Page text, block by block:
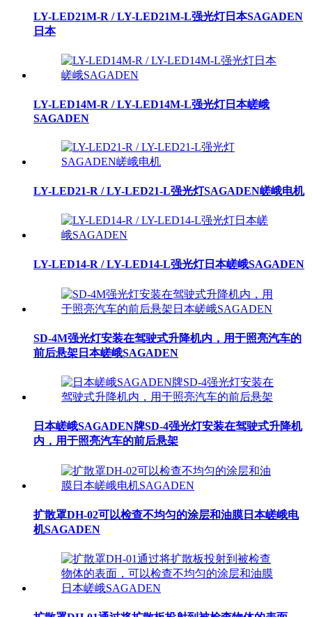
LY-LED21M-R / LY-LED21M-L强光灯日本SAGADEN
日本
LY-LED14M-R / LY-LED14M-L强光灯日本嵯峨
SAGADEN
LY-LED21-R / LY-LED21-L强光灯SAGADEN嵯峨电机
LY-LED14-R / LY-LED14-L强光灯日本嵯峨SAGADEN
SD-4M强光灯安装在驾驶式升降机内，用于照亮汽车的
前后悬架日本嵯峨SAGADEN
日本嵯峨SAGADEN牌SD-4强光灯安装在驾驶式升降机
内，用于照亮汽车的前后悬架
扩散罩DH-02可以检查不均匀的涂层和油膜日本嵯峨电
机SAGADEN